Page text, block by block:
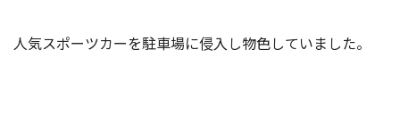
人気スポーツカーを駐車場に侵入し物色していました。